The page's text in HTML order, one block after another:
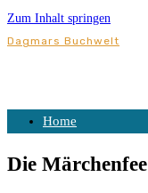
Zum Inhalt springen
Dagmars Buchwelt
Home
Die Märchenfee